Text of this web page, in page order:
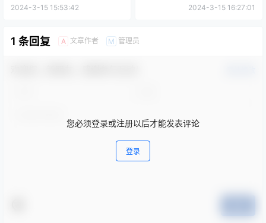
2024-3-15 15:53:42 2024-3-15 16:27:01
1 条回复 A 文章作者 M 管理员
您必须登录或注册以后才能发表评论
登录